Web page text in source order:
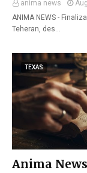
anima news
ANIMA NEWS -
Teheran, des…
TEXAS
Anima